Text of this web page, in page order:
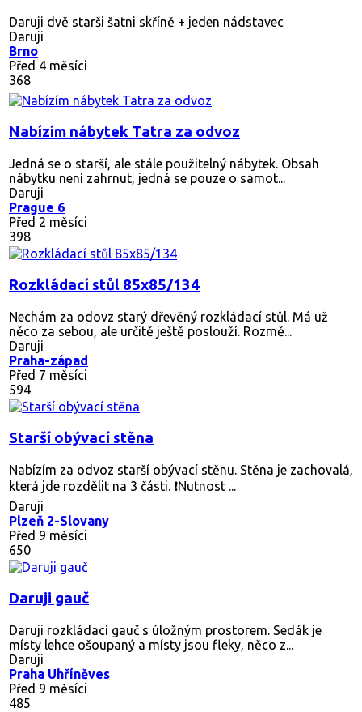
Daruji dvě starši šatni skříně + jeden nádstavec
Daruji
Brno
Před 4 měsíci
368
Nabízím nábytek Tatra za odvoz
Jedná se o starší, ale stále použitelný nábytek. Obsah
nábytku není zahrnut, jedná se pouze o samot...
Daruji
Prague 6
Před 2 měsíci
398
Rozkládací stůl 85x85/134
Nechám za odovz starý dřevěný rozkládací stůl. Má už
něco za sebou, ale určitě ještě poslouží. Rozmě...
Daruji
Praha-západ
Před 7 měsíci
594
Starší obývací stěna
Nabízím za odvoz starší obývací stěnu. Stěna je zachovalá,
která jde rozdělit na 3 části. ❗️Nutnost ...
Daruji
Plzeň 2-Slovany
Před 9 měsíci
650
Daruji gauč
Daruji rozkládací gauč s úložným prostorem. Sedák je
místy lehce ošoupaný a místy jsou fleky, něco z...
Daruji
Praha Uhříněves
Před 9 měsíci
485